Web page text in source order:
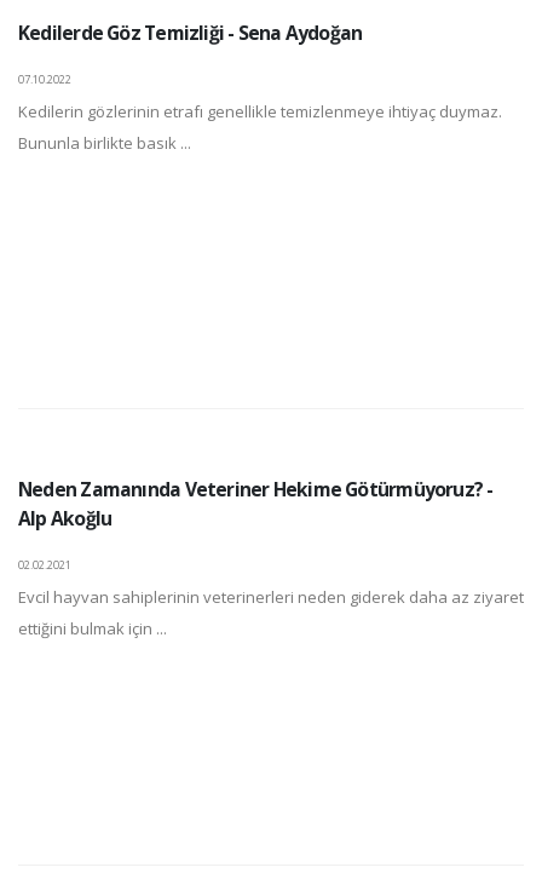
Kedilerde Göz Temizliği - Sena Aydoğan
07.10.2022
Kedilerin gözlerinin etrafı genellikle temizlenmeye ihtiyaç duymaz.
Bununla birlikte basık ...
Neden Zamanında Veteriner Hekime Götürmüyoruz? -
Alp Akoğlu
02.02.2021
Evcil hayvan sahiplerinin veterinerleri neden giderek daha az ziyaret
ettiğini bulmak için ...